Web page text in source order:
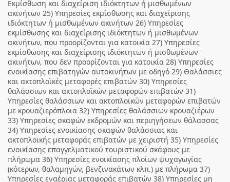
Εκμίσθωση και διαχείριση ιδιόκτητων ή μισθωμένων
ακινήτων 25) Υπηρεσίες εκμίσθωσης και διαχείρισης
ιδιόκτητων ή μισθωμένων ακινήτων 26) Υπηρεσίες
εκμίσθωσης και διαχείρισης ιδιόκτητων ή μισθωμένων
ακινήτων, που προορίζονται για κατοικία 27) Υπηρεσίες
εκμίσθωσης και διαχείρισης ιδιόκτητων ή μισθωμένων
ακινήτων, που δεν προορίζονται για κατοικία 28) Υπηρεσίες
ενοικίασης επιβατηγών αυτοκινήτων με οδηγό 29) Θαλάσσιες
και ακτοπλοϊκές μεταφορές επιβατών 30) Υπηρεσίες
θαλάσσιων και ακτοπλοϊκών μεταφορών επιβατών 31)
Υπηρεσίες θαλάσσιων και ακτοπλοϊκών μεταφορών επιβατών
με κρουαζιερόπλοια 32) Υπηρεσίες θαλάσσιων κρουαζιέρων
33) Υπηρεσίες σκαφών εκδρομών και περιηγήσεων θάλασσας
34) Υπηρεσίες ενοικίασης σκαφών θαλάσσιας και
ακτοπλοϊκής μεταφοράς επιβατών με χειριστή 35) Υπηρεσίες
ενοικίασης επαγγελματικού τουριστικού σκάφους με
πλήρωμα 36) Υπηρεσίες ενοικίασης πλοίων ψυχαγωγίας
(κότερων, θαλαμηγών, βενζινακάτων κλπ.) με πλήρωμα 37)
Υπηρεσίες εναέριας μεταφοράς επιβατών 38) Υπηρεσίες μη